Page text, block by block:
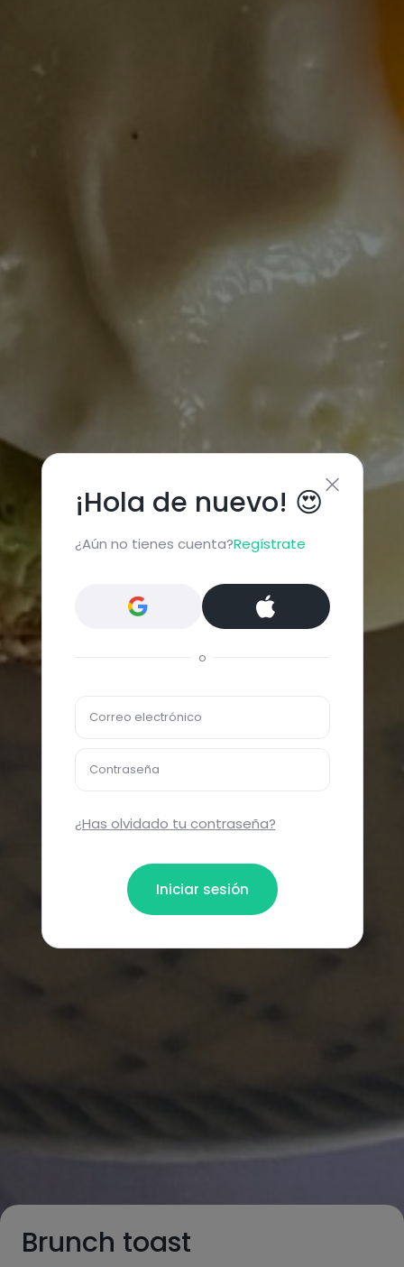
Brunch toast
¡Hola de nuevo! 😍
¿Aún no tienes cuenta?Regístrate
o
Correo electrónico
Contraseña
¿Has olvidado tu contraseña?
Iniciar sesión